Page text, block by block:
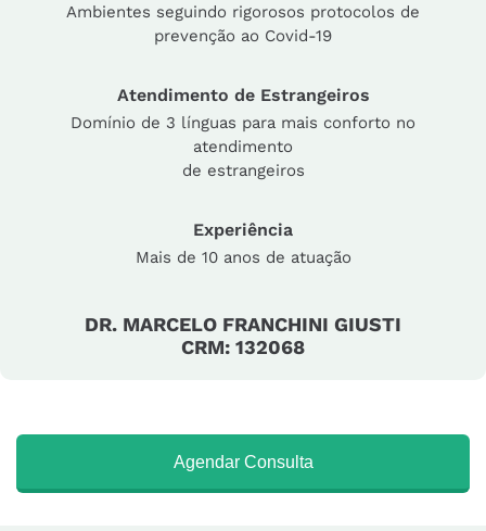
Ambientes seguindo rigorosos protocolos de
prevenção ao Covid-19
Atendimento de Estrangeiros
Domínio de 3 línguas para mais conforto no
atendimento
de estrangeiros
Experiência
Mais de 10 anos de atuação
DR. MARCELO FRANCHINI GIUSTI
CRM: 132068
Agendar Consulta